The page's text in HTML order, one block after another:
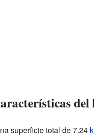
superficie total de 7.24